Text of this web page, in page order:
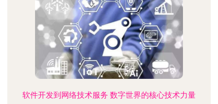
软件开发到网络技术服务 数字世界的核心技术力量